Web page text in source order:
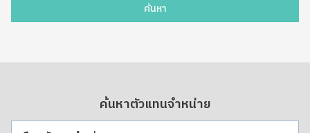
ค้นหา
ค้นหาตัวแทนจำหน่าย